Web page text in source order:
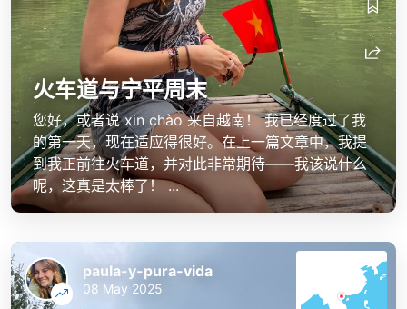
火车道与宁平周末
您好，或者说 xin chào 来自越南！ 我已经度过了我
的第一天，现在适应得很好。在上一篇文章中，我提
到我正前往火车道，并对此非常期待——我该说什么
呢，这真是太棒了！ ...
paula-y-pura-vida
08 May 2025